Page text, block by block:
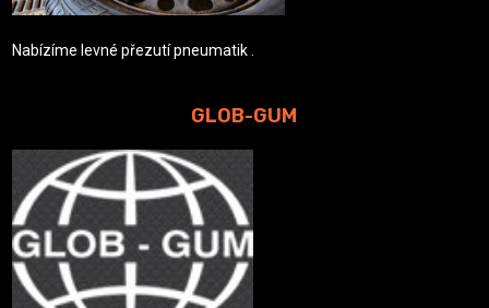
Nabízíme levné přezutí pneumatik .
GLOB-GUM